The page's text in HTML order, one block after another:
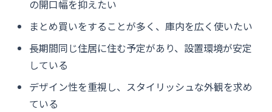
の開口幅を抑えたい
まとめ買いをすることが多く、庫内を広く使いたい
長期間同じ住居に住む予定があり、設置環境が安定
している
デザイン性を重視し、スタイリッシュな外観を求め
ている